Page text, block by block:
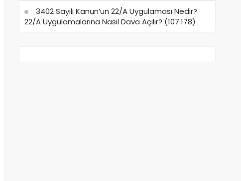
3402 Sayılı Kanun’un 22/A Uygulaması Nedir?
22/A Uygulamalarına Nasıl Dava Açılır? (107.178)